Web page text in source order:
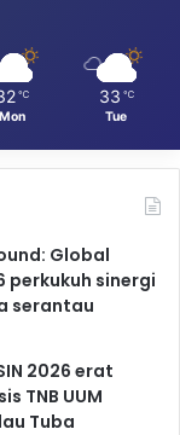
℃
Mon
33 ℃
Tue
Global
perkukuh sinergi
serantau
2026 erat
TNB UUM
Tuba